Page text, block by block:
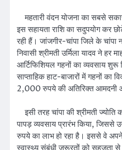
महतारी वंदन योजना का सबसे
इस सहायता राशि का सदुपयोग कर
रही हैं। जांजगीर-चांपा जिले के
निवासी श्रीमती उर्मिला यादव ने हर
आर्टिफिशियल गहनों का व्यवसाय
साप्ताहिक हाट-बाजारों में गहनों का
2,000 रुपये की अतिरिक्त आमदनी
इसी तरह चांपा की श्रीमती
पापड़ व्यवसाय प्रारंभ किया, जिससे
रुपये का लाभ हो रहा है। इससे वे अपने